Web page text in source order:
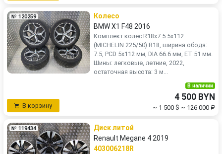
№ 120259
Колесо
BMW X1 F48 2016
Комплект колес R18x7.5 5x112
(MICHELIN 225/50) R18, ширина обода:
7.5, PCD 5x112 мм, DIA 66.6 мм, ET 51 мм.
Шины: легковые, летние, 2022,
остаточная высота: 3 м...
В корзину
В наличии
4 500 BYN
~ 1 500 $ ~ 126 000 ₽
№ 119434
Диск литой
Renault Megane 4 2019
403006218R